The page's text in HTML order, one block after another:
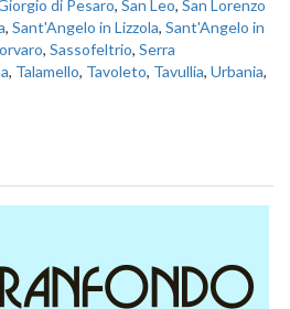
di Pesaro, San Leo, San Lorenzo
, Sant'Angelo in Lizzola, Sant'Angelo in
, Sassofeltrio, Serra
, Talamello, Tavoleto, Tavullia, Urbania,